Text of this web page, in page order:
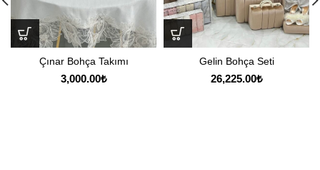
Çınar Bohça Takımı
3,000.00₺
Gelin Bohça Seti
26,225.00₺